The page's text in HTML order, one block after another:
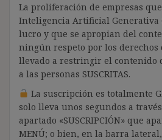
La proliferación de empresas
Inteligencia Artificial Generativa
lucro y que se apropian del
ningún respeto por los derechos
llevado a restringir el contenido
a las personas SUSCRITAS.
La suscripción es totalmente
solo lleva unos segundos a
apartado «SUSCRIPCIÓN» que
MENÚ; o bien, en la barra lateral,